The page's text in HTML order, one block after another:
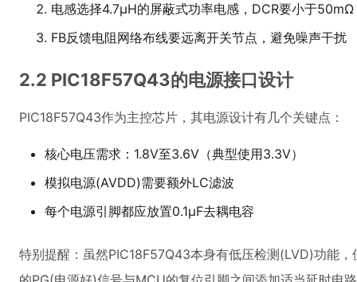
电感选择4.7μH的屏蔽式功率电感，DCR要小于50mΩ
FB反馈电阻网络布线要远离开关节点，避免噪声干扰
2.2 PIC18F57Q43的电源接口设计
PIC18F57Q43作为主控芯片，其电源设计有几个关键点：
核心电压需求：1.8V至3.6V（典型使用3.3V）
模拟电源(AVDD)需要额外LC滤波
每个电源引脚都应放置0.1μF去耦电容
特别提醒：虽然PIC18F57Q43本身有低压检测(LVD)功能